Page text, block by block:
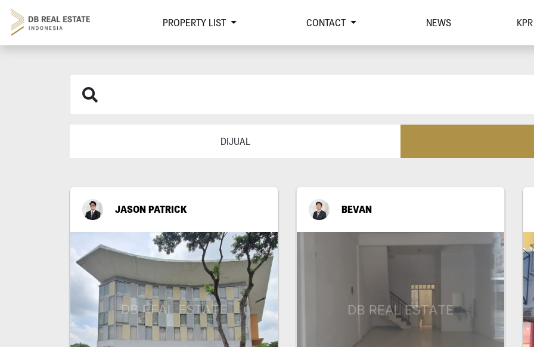
PROPERTY LIST CONTACT NEWS KPR
DIJUAL
JASON PATRICK BEVAN